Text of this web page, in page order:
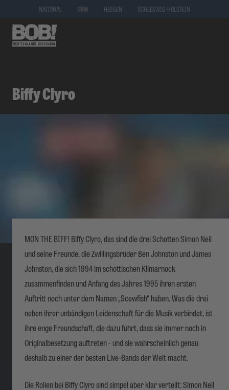
NATIONAL NRW HESSEN SCHLESWIG-HOLSTEIN
Biffy Clyro
MON THE BIFF! Biffy Clyro, das sind die drei Schotten Simon Neil
und seine Freunde, die Zwillingsbrüder Ben Johnston und James
Johnston, die sich 1994 im schottischen Klimarnock
zusammenfinden und Anfang des Jahres 1995 ihren ersten
Auftritt noch unter dem Namen „Scewfish“ haben. Was die drei
neben ihrer unbändigen Leidenschaft für die Musik verbindet, ist
ihre enge Freundschaft, die dazu führt, dass sie immer noch in
Originalbesetzung auftreten - und sie wahrscheinlich genau
deshalb zu einer der besten Live-Bands der Welt macht.
Die Rollen bei Biffy Clyro sind simpel aber klar verteilt: Simon Neil